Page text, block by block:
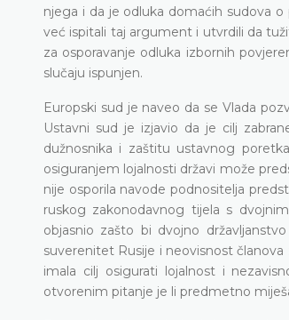
njega i da je odluka domaćih sudova
već ispitali taj argument i utvrdili da
za osporavanje odluka izbornih
slučaju ispunjen.
Europski sud je naveo da se Vlada
Ustavni sud je izjavio da je cilj
dužnosnika i zaštitu ustavnog
osiguranjem lojalnosti državi može
nije osporila navode podnositelja
ruskog zakonodavnog tijela s
objasnio zašto bi dvojno
suverenitet Rusije i neovisnost
imala cilj osigurati lojalnost i
otvorenim pitanje je li predmetno